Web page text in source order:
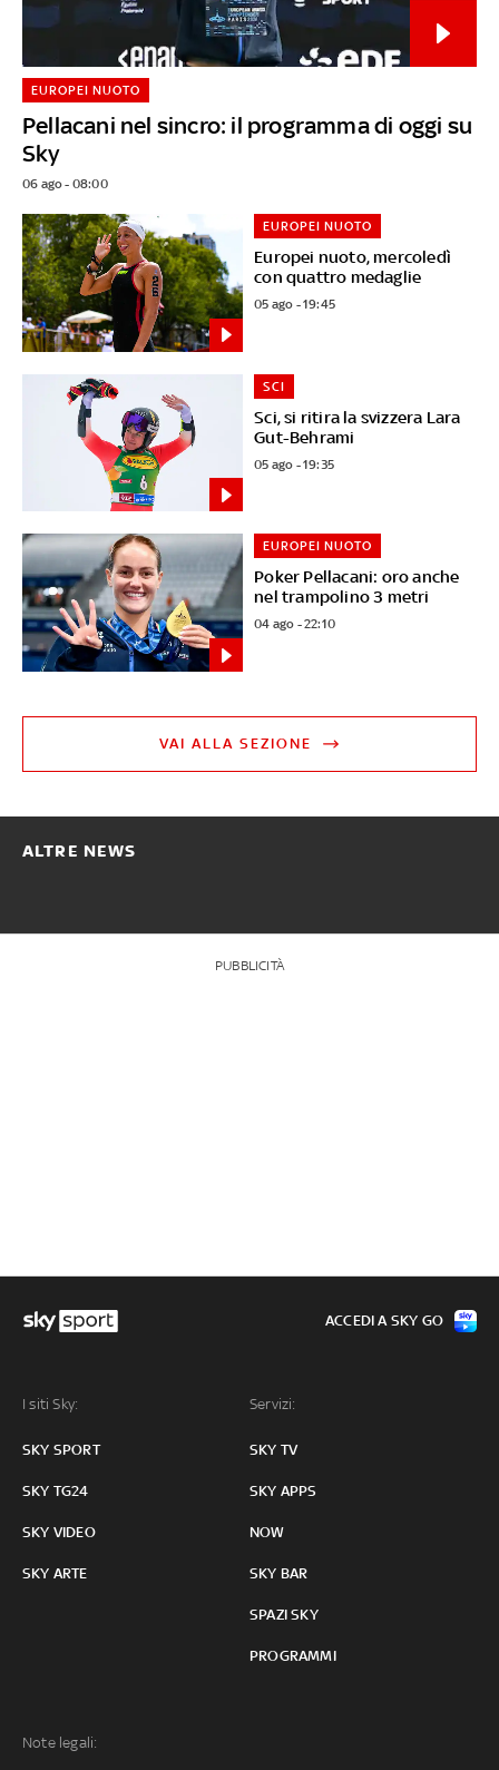
Pellacani nel sincro: il programma di oggi su
Sky
EUROPEI NUOTO
06 ago - 08:00
Europei nuoto, mercoledì
con quattro medaglie
EUROPEI NUOTO
05 ago - 19:45
Sci, si ritira la svizzera Lara
Gut-Behrami
SCI
05 ago - 19:35
Poker Pellacani: oro anche
nel trampolino 3 metri
EUROPEI NUOTO
04 ago - 22:10
VAI ALLA SEZIONE
ALTRE NEWS
PUBBLICITÀ
I siti Sky:
SKY SPORT
SKY TG24
SKY VIDEO
SKY ARTE
Servizi:
SKY TV
SKY APPS
NOW
SKY BAR
SPAZI SKY
PROGRAMMI
Note legali:
ACCEDI A SKY GO